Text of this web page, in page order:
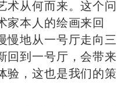
术从何而来。这个问
家本人的绘画来回
慢地从一号厅走向三
回到一号厅，会带来
验，这也是我们的策